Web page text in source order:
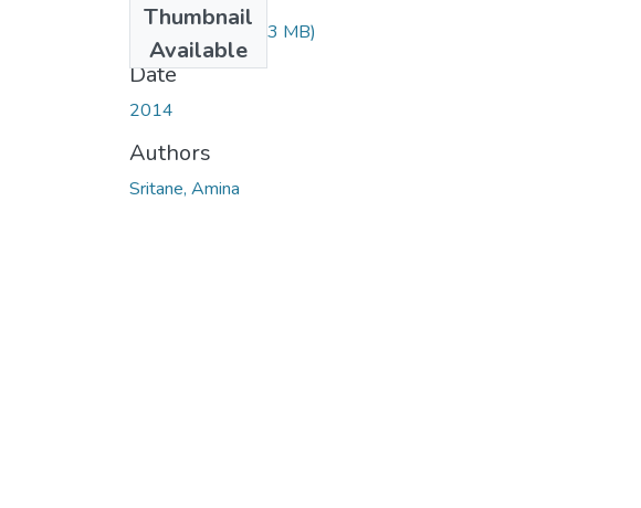
Thumbnail
Available
SRITANE.pdf(27.3 MB)
Date
2014
Authors
Sritane, Amina